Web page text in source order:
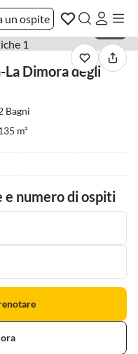
un ospite
Dimora degli
Bagni
m²
e numero di ospiti